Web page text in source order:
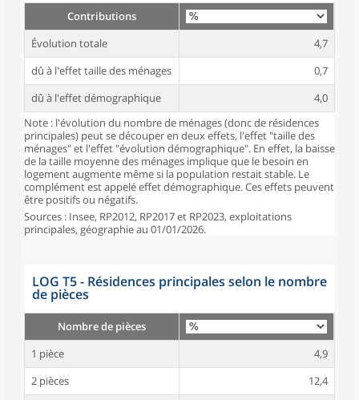
Contributions
Évolution totale
4,7
dû à l'effet taille des ménages
0,7
dû à l'effet démographique
4,0
Note : l'évolution du nombre de ménages (donc de résidences
principales) peut se découper en deux effets, l'effet "taille des
ménages" et l'effet "évolution démographique". En effet, la baisse
de la taille moyenne des ménages implique que le besoin en
logement augmente même si la population restait stable. Le
complément est appelé effet démographique. Ces effets peuvent
être positifs ou négatifs.
Sources : Insee, RP2012, RP2017 et RP2023, exploitations
principales, géographie au 01/01/2026.
LOG T5 - Résidences principales selon le nombre
de pièces
Nombre de pièces
1 pièce
4,9
2 pièces
12,4